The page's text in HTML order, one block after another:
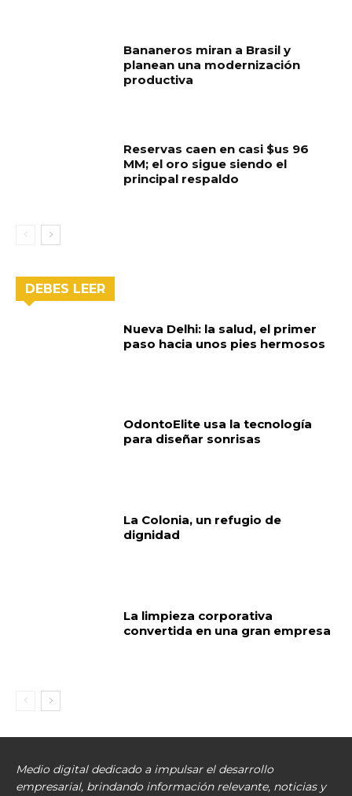
Bananeros miran a Brasil y
planean una modernización
productiva
Reservas caen en casi $us 96
MM; el oro sigue siendo el
principal respaldo
DEBES LEER
Nueva Delhi: la salud, el primer
paso hacia unos pies hermosos
OdontoElite usa la tecnología
para diseñar sonrisas
La Colonia, un refugio de
dignidad
La limpieza corporativa
convertida en una gran empresa
Medio digital dedicado a impulsar el desarrollo
empresarial, brindando información relevante, noticias y